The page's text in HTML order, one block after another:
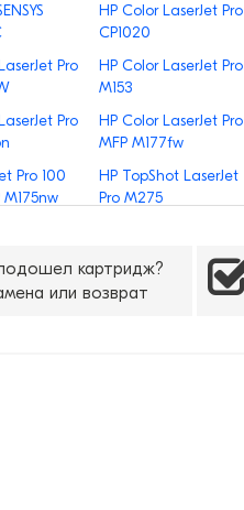
HP Color LaserJet Pro
CP1020
Pro
HP Color LaserJet Pro
M153
Pro
HP Color LaserJet Pro
MFP M177fw
Pro 100
M175nw
HP TopShot LaserJet
Pro M275
картридж?
или возврат